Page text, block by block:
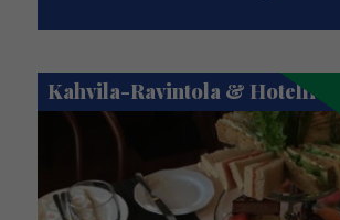
Kahvila-Ravintola & Hotelli